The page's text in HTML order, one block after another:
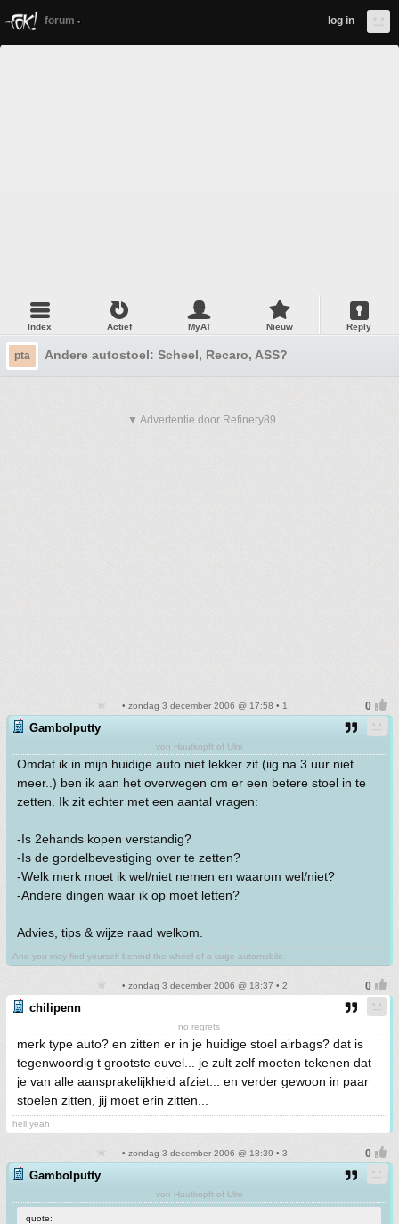
forum log in
Index Actief MyAT Nieuw Reply
pta Andere autostoel: Scheel, Recaro, ASS?
▼ Advertentie door Refinery89
• zondag 3 december 2006 @ 17:58 • 1
Gambolputty
von Hautkopft of Ulm
Omdat ik in mijn huidige auto niet lekker zit (iig na 3 uur niet
meer..) ben ik aan het overwegen om er een betere stoel in te
zetten. Ik zit echter met een aantal vragen:
-Is 2ehands kopen verstandig?
-Is de gordelbevestiging over te zetten?
-Welk merk moet ik wel/niet nemen en waarom wel/niet?
-Andere dingen waar ik op moet letten?
Advies, tips & wijze raad welkom.
And you may find yourself behind the wheel of a large automobile.
• zondag 3 december 2006 @ 18:37 • 2
chilipenn
no regrets
merk type auto? en zitten er in je huidige stoel airbags? dat is
tegenwoordig t grootste euvel... je zult zelf moeten tekenen dat
je van alle aansprakelijkheid afziet... en verder gewoon in paar
stoelen zitten, jij moet erin zitten...
hell yeah
• zondag 3 december 2006 @ 18:39 • 3
Gambolputty
von Hautkopft of Ulm
quote: